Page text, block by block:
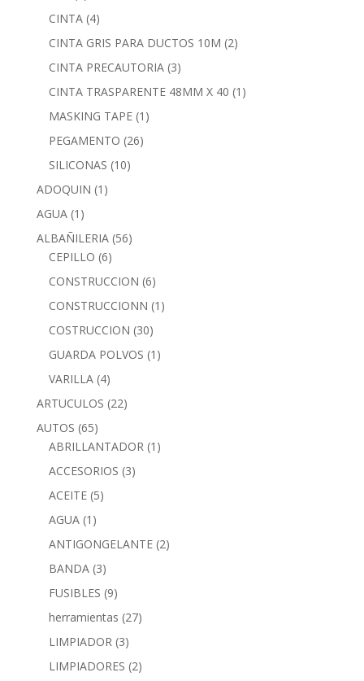
CINTA (4)
CINTA GRIS PARA DUCTOS 10M (2)
CINTA PRECAUTORIA (3)
CINTA TRASPARENTE 48MM X 40 (1)
MASKING TAPE (1)
PEGAMENTO (26)
SILICONAS (10)
ADOQUIN (1)
AGUA (1)
ALBAÑILERIA (56)
CEPILLO (6)
CONSTRUCCION (6)
CONSTRUCCIONN (1)
COSTRUCCION (30)
GUARDA POLVOS (1)
VARILLA (4)
ARTUCULOS (22)
AUTOS (65)
ABRILLANTADOR (1)
ACCESORIOS (3)
ACEITE (5)
AGUA (1)
ANTIGONGELANTE (2)
BANDA (3)
FUSIBLES (9)
herramientas (27)
LIMPIADOR (3)
LIMPIADORES (2)